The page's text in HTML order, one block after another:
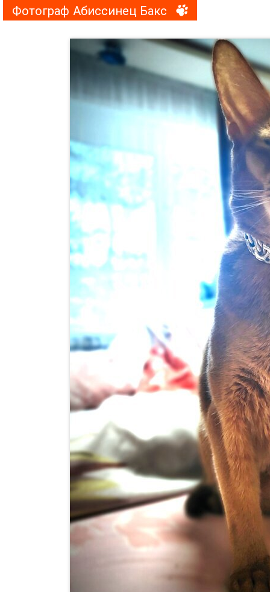
Фотограф Абиссинец Бакс